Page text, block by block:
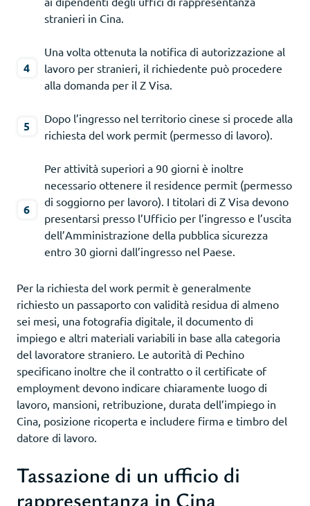
stranieri in Cina.
Una volta ottenuta la notifica di autorizzazione al
lavoro per stranieri, il richiedente può procedere
alla domanda per il Z Visa.
Dopo l’ingresso nel territorio cinese si procede alla
richiesta del work permit (permesso di lavoro).
Per attività superiori a 90 giorni è inoltre
necessario ottenere il residence permit (permesso
di soggiorno per lavoro). I titolari di Z Visa devono
presentarsi presso l’Ufficio per l’ingresso e l’uscita
dell’Amministrazione della pubblica sicurezza
entro 30 giorni dall’ingresso nel Paese.
Per la richiesta del work permit è generalmente
richiesto un passaporto con validità residua di almeno
sei mesi, una fotografia digitale, il documento di
impiego e altri materiali variabili in base alla categoria
del lavoratore straniero. Le autorità di Pechino
specificano inoltre che il contratto o il certificate of
employment devono indicare chiaramente luogo di
lavoro, mansioni, retribuzione, durata dell’impiego in
Cina, posizione ricoperta e includere firma e timbro del
datore di lavoro.
Tassazione di un ufficio di
rappresentanza in Cina